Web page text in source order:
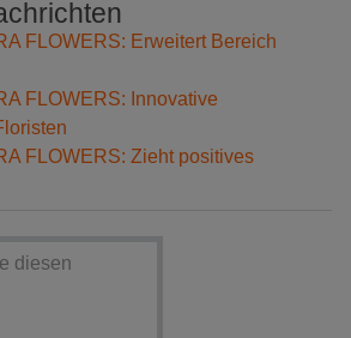
FLOWERS: Erweitert Bereich
FLOWERS: Innovative
FLOWERS: Zieht positives